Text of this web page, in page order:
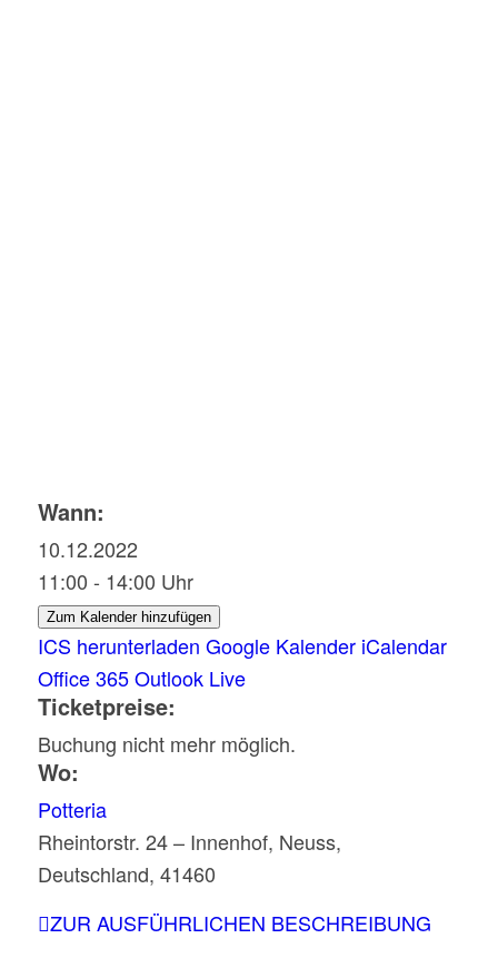
Wann:
10.12.2022
11:00 - 14:00 Uhr
Zum Kalender hinzufügen
ICS herunterladen Google Kalender iCalendar
Office 365 Outlook Live
Ticketpreise:
Buchung nicht mehr möglich.
Wo:
Potteria
Rheintorstr. 24 – Innenhof, Neuss,
Deutschland, 41460
ZUR AUSFÜHRLICHEN BESCHREIBUNG